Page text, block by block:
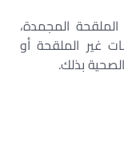
المجمدة،
غير الملقحة أو
بذلك.